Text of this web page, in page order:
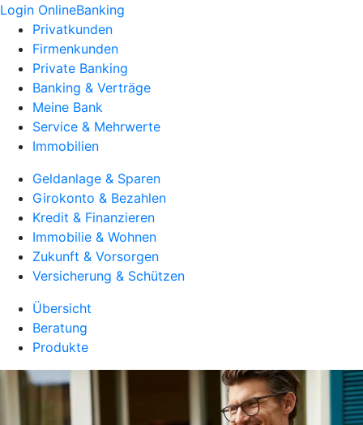
Login OnlineBanking
Privatkunden
Firmenkunden
Private Banking
Banking & Verträge
Meine Bank
Service & Mehrwerte
Immobilien
Geldanlage & Sparen
Girokonto & Bezahlen
Kredit & Finanzieren
Immobilie & Wohnen
Zukunft & Vorsorgen
Versicherung & Schützen
Übersicht
Beratung
Produkte